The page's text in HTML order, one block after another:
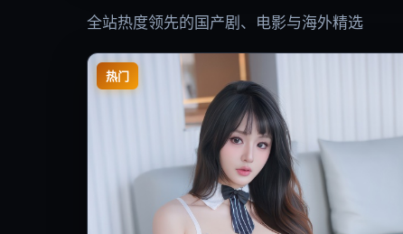
全站热度领先的国产剧、电影与海外精选
热门